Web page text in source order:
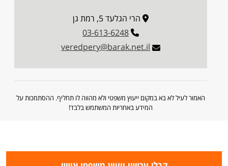
הרי הגלעד 5, רמת גן
03-613-6248
veredpery@barak.net.il
האמור לעיל לא בא במקום ייעוץ משפטי ולא מהווה לו תחליף. ההסתמכות על
המידע באחריות המשתמש בלבד!